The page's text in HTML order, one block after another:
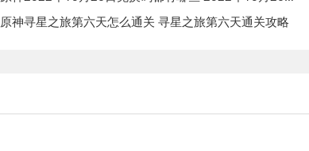
原神寻星之旅第六天怎么通关 寻星之旅第六天通关攻略